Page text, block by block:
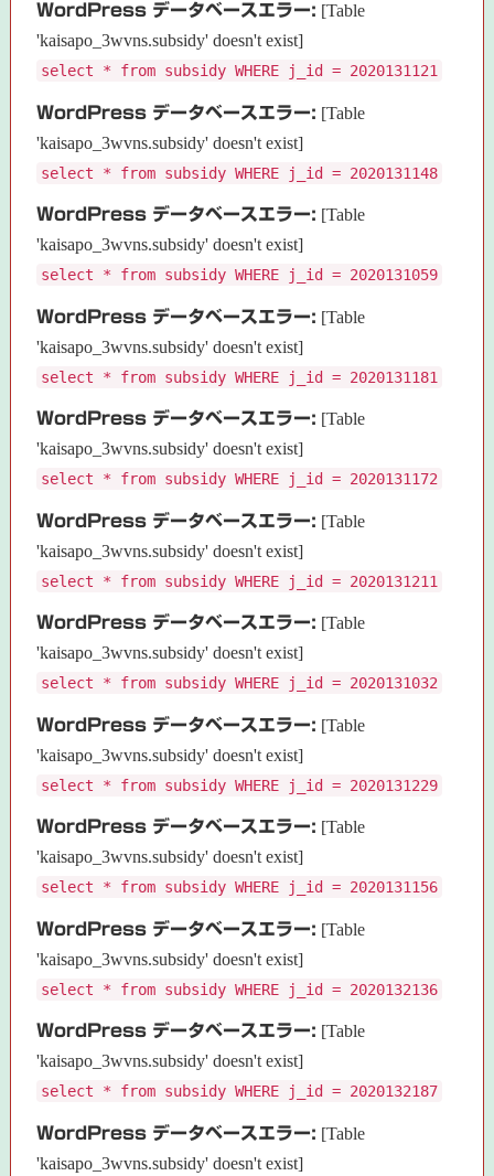
WordPress データベースエラー: [Table
'kaisapo_3wvns.subsidy' doesn't exist]
select * from subsidy WHERE j_id = 2020131121
WordPress データベースエラー: [Table
'kaisapo_3wvns.subsidy' doesn't exist]
select * from subsidy WHERE j_id = 2020131148
WordPress データベースエラー: [Table
'kaisapo_3wvns.subsidy' doesn't exist]
select * from subsidy WHERE j_id = 2020131059
WordPress データベースエラー: [Table
'kaisapo_3wvns.subsidy' doesn't exist]
select * from subsidy WHERE j_id = 2020131181
WordPress データベースエラー: [Table
'kaisapo_3wvns.subsidy' doesn't exist]
select * from subsidy WHERE j_id = 2020131172
WordPress データベースエラー: [Table
'kaisapo_3wvns.subsidy' doesn't exist]
select * from subsidy WHERE j_id = 2020131211
WordPress データベースエラー: [Table
'kaisapo_3wvns.subsidy' doesn't exist]
select * from subsidy WHERE j_id = 2020131032
WordPress データベースエラー: [Table
'kaisapo_3wvns.subsidy' doesn't exist]
select * from subsidy WHERE j_id = 2020131229
WordPress データベースエラー: [Table
'kaisapo_3wvns.subsidy' doesn't exist]
select * from subsidy WHERE j_id = 2020131156
WordPress データベースエラー: [Table
'kaisapo_3wvns.subsidy' doesn't exist]
select * from subsidy WHERE j_id = 2020132136
WordPress データベースエラー: [Table
'kaisapo_3wvns.subsidy' doesn't exist]
select * from subsidy WHERE j_id = 2020132187
WordPress データベースエラー: [Table
'kaisapo_3wvns.subsidy' doesn't exist]